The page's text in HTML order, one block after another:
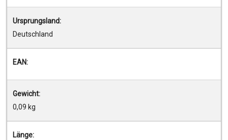
Ursprungsland:
Deutschland
EAN:
Gewicht:
0,09 kg
Länge: